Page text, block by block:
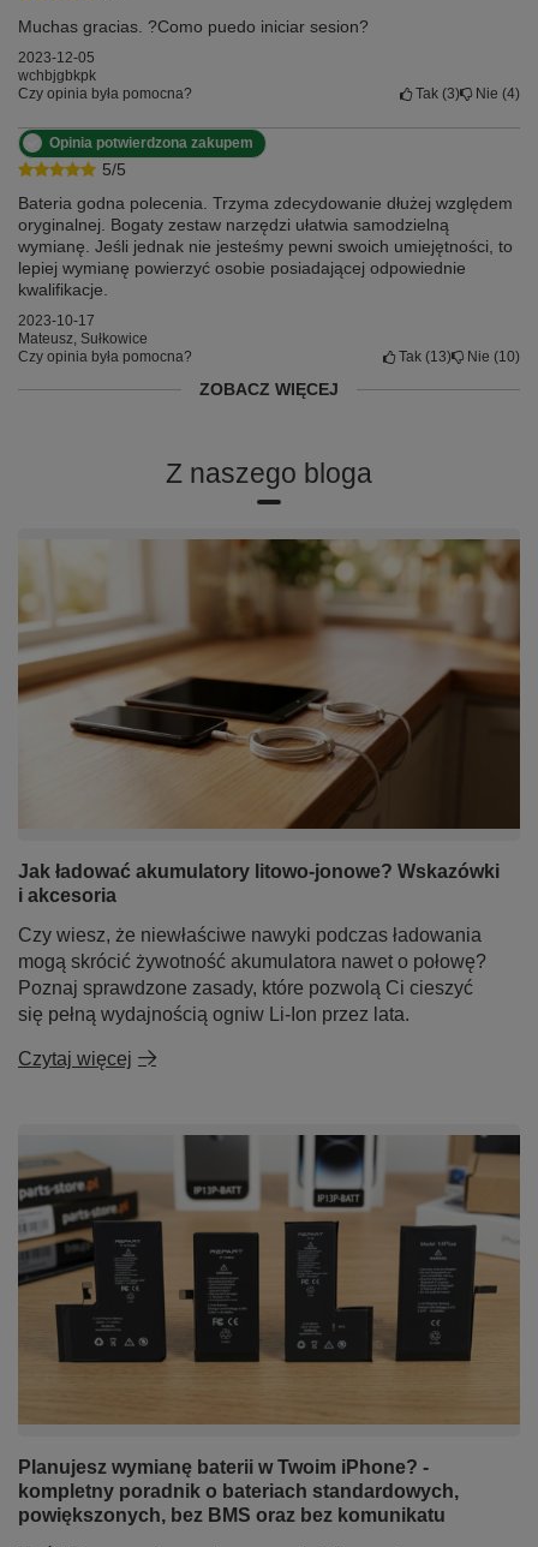
Muchas gracias. ?Como puedo iniciar sesion?
2023-12-05
wchbjgbkpk
Czy opinia była pomocna?
Tak 3 Nie 4
5/5
Opinia potwierdzona zakupem
Bateria godna polecenia. Trzyma zdecydowanie dłużej względem
oryginalnej. Bogaty zestaw narzędzi ułatwia samodzielną
wymianę. Jeśli jednak nie jesteśmy pewni swoich umiejętności, to
lepiej wymianę powierzyć osobie posiadającej odpowiednie
kwalifikacje.
2023-10-17
Mateusz, Sułkowice
Czy opinia była pomocna?
Tak 13 Nie 10
ZOBACZ WIĘCEJ
Z naszego bloga
Jak ładować akumulatory litowo-jonowe? Wskazówki
i akcesoria
Czy wiesz, że niewłaściwe nawyki podczas ładowania
mogą skrócić żywotność akumulatora nawet o połowę?
Poznaj sprawdzone zasady, które pozwolą Ci cieszyć
się pełną wydajnością ogniw Li-Ion przez lata.
Czytaj więcej
Planujesz wymianę baterii w Twoim iPhone? -
kompletny poradnik o bateriach standardowych,
powiększonych, bez BMS oraz bez komunikatu